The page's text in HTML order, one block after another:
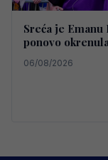
Sreća je Emanu
ponovo
06/08/2026